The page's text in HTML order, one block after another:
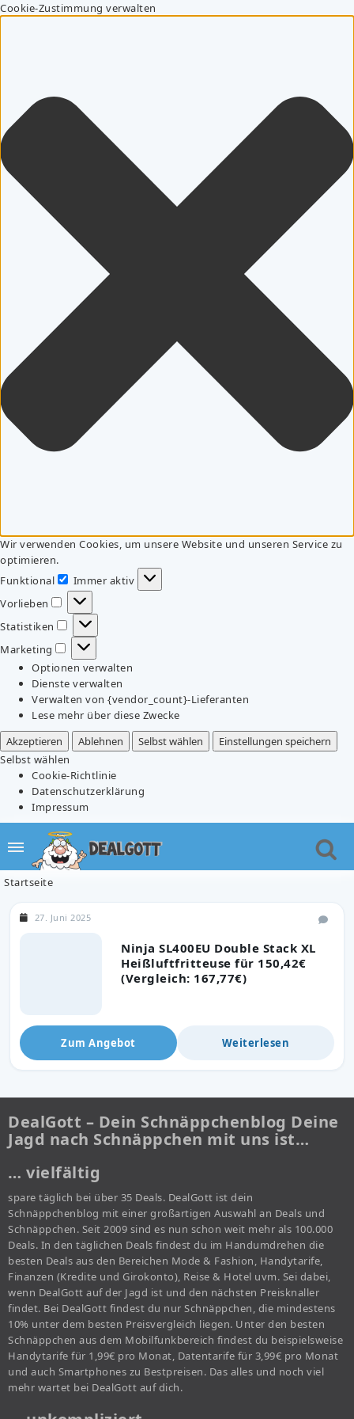
Cookie-Zustimmung verwalten
Wir verwenden Cookies, um unsere Website und unseren Service zu
optimieren.
Funktional
Funktional
Immer aktiv
Vorlieben
Vorlieben
Statistiken
Statistiken
Marketing
Marketing
Optionen verwalten
Dienste verwalten
Verwalten von {vendor_count}-Lieferanten
Lese mehr über diese Zwecke
Akzeptieren
Ablehnen Selbst wählen
Einstellungen speichern
Selbst wählen
Cookie-Richtlinie
Datenschutzerklärung
Impressum
Startseite
Ninja SL400EU Double Stack XL
Heißluftfritteuse für 150,42€
(Vergleich: 167,77€)
27. Juni 2025
Zum Angebot Weiterlesen
DealGott – Dein Schnäppchenblog Deine
Jagd nach Schnäppchen mit uns ist…
… vielfältig
spare täglich bei über 35 Deals. DealGott ist dein
Schnäppchenblog mit einer großartigen Auswahl an Deals und
Schnäppchen. Seit 2009 sind es nun schon weit mehr als 100.000
Deals. In den täglichen Deals findest du im Handumdrehen die
besten Deals aus den Bereichen Mode & Fashion, Handytarife,
Finanzen (Kredite und Girokonto), Reise & Hotel uvm. Sei dabei,
wenn DealGott auf der Jagd ist und den nächsten Preisknaller
findet. Bei DealGott findest du nur Schnäppchen, die mindestens
10% unter dem besten Preisvergleich liegen. Unter den besten
Schnäppchen aus dem Mobilfunkbereich findest du beispielsweise
Handytarife für 1,99€ pro Monat, Datentarife für 3,99€ pro Monat
und auch Smartphones zu Bestpreisen. Das alles und noch viel
mehr wartet bei DealGott auf dich.